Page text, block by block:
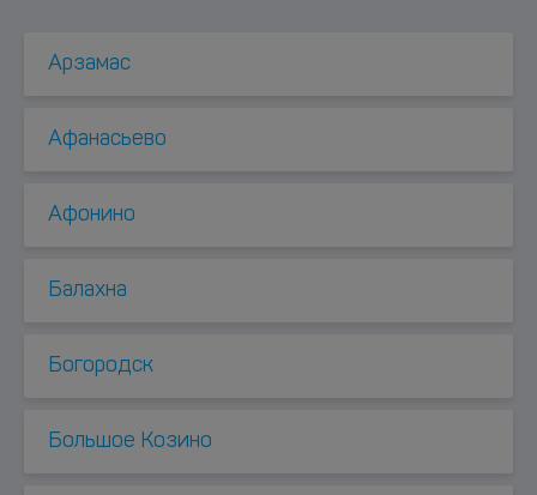
Арзамас
Афанасьево
Афонино
Балахна
Богородск
Большое Козино